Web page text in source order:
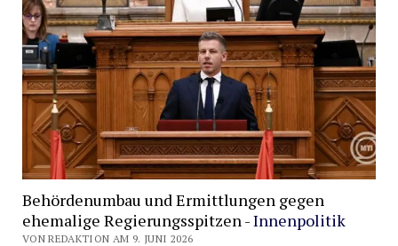
Behördenumbau und Ermittlungen gegen
ehemalige Regierungsspitzen -Innenpolitik
VON REDAKTION AM 9. JUNI 2026